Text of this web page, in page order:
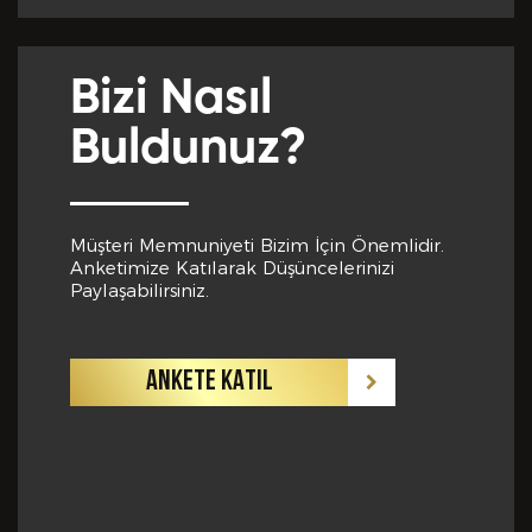
Bizi Nasıl
Buldunuz?
Müşteri Memnuniyeti Bizim İçin Önemlidir.
Anketimize Katılarak Düşüncelerinizi
Paylaşabilirsiniz.
ANKETE KATIL
Yabancı Dil *
Referanslar *